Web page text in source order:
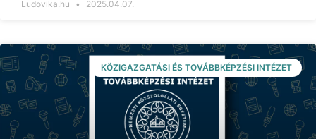
Ludovika.hu 2025.04.07.
KÖZIGAZGATÁSI ÉS TOVÁBBKÉPZÉSI INTÉZET